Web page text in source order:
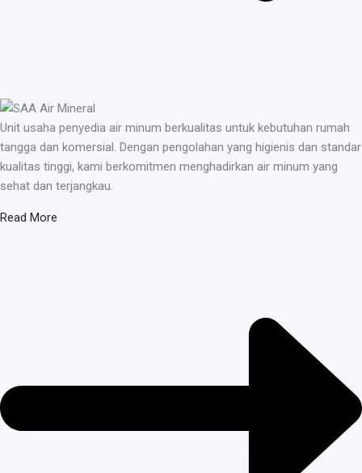
Unit usaha penyedia air minum berkualitas untuk kebutuhan rumah
tangga dan komersial. Dengan pengolahan yang higienis dan standar
kualitas tinggi, kami berkomitmen menghadirkan air minum yang
sehat dan terjangkau.
Read More